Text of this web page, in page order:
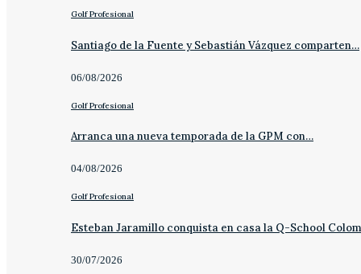
Golf Profesional
Santiago de la Fuente y Sebastián Vázquez comparten…
06/08/2026
Golf Profesional
Arranca una nueva temporada de la GPM con…
04/08/2026
Golf Profesional
Esteban Jaramillo conquista en casa la Q-School
30/07/2026